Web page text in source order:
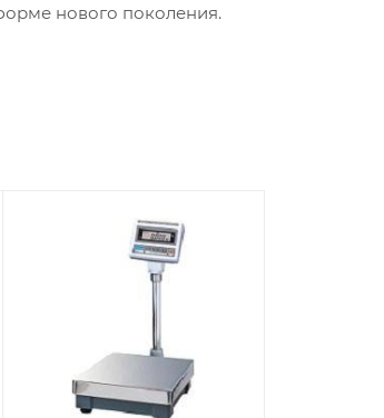
нового поколения.
эффективности голосового
позволяет обеспечить защиту